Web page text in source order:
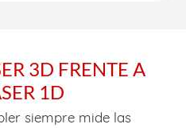
3D FRENTE A
1D
siempre mide las